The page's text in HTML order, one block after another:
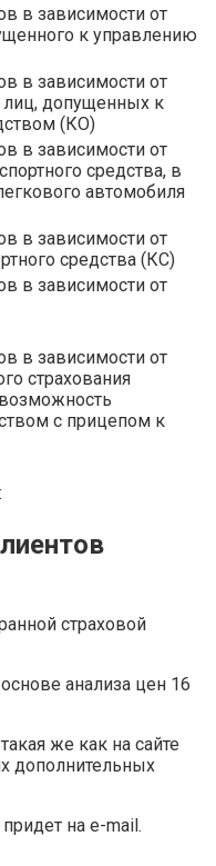
в зависимости от
к управлению
в зависимости от
лиц, допущенных к
(КО)
в зависимости от
средства, в
автомобиля
в зависимости от
средства (КС)
в зависимости от
в зависимости от
страхования
с прицепом к
страховой
анализа цен 16
же как на сайте
дополнительных
на e-mail.